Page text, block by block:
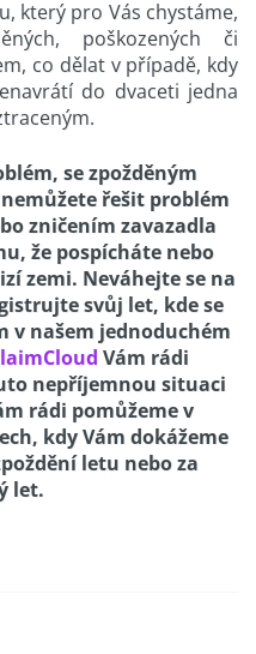
který pro Vás chystáme,
poškozených či
co dělat v případě, kdy
do dvaceti jedna
se zpožděným
řešit problém
zničením zavazadla
že pospícháte nebo
zemi. Neváhejte se na
svůj let, kde se
v našem jednoduchém
Vám rádi
nepříjemnou situaci
rádi pomůžeme v
kdy Vám dokážeme
letu nebo za
let.